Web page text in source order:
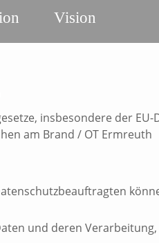
Vision
insbesondere der
am Brand / OT Ermreuth
und deren Verarbeitung,